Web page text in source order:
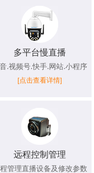
多平台慢直播
.视频号.快手.网站.小程序
[点击查看详情]
远程控制管理
管理直播设备及修改参数